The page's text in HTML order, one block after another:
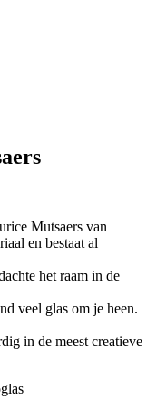
Mutsaers van
en bestaat al
het raam in de
veel glas om je heen.
in de meest creatieve